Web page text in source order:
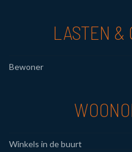
LASTEN &
Bewoner
Winkels in de buurt